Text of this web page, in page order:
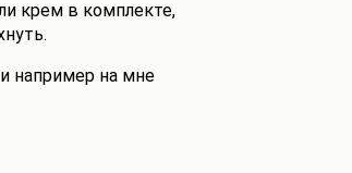
крем в комплекте,
например на мне